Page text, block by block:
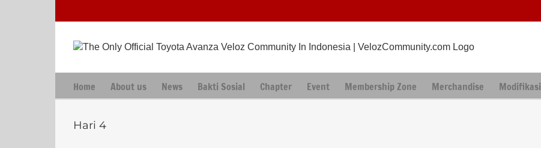
Home About us News Bakti Sosial Chapter Event Membership Zone Merchandise Modifikasi
Hari 4